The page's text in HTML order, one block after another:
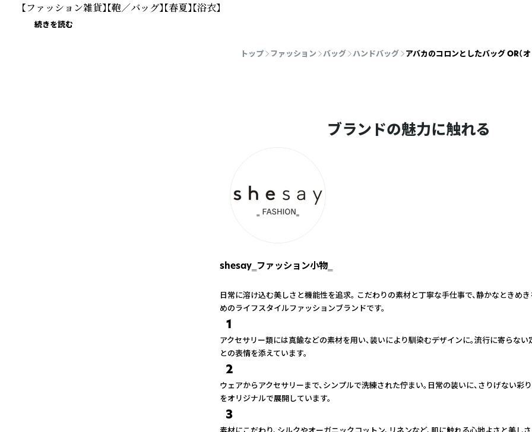
【ファッション雑貨】【鞄／バッグ】【春夏】【浴衣】
続きを読む
トップ ファッション バッグ ハンドバッグ アバカのコロンとしたバッグ OR（オ
ブランドの魅力に触れる
shesay‗ファッション小物‗
日常に溶け込む美しさと機能性を追求。 こだわりの素材と丁寧な手仕事で、静かなときめ
めのライフスタイルファッションブランドです。
1
アクセサリー類には真鍮などの素材を用い、装いにより馴染むデザインに。流行に寄らない
との表情を添えています。
2
ウェアからアクセサリーまで、シンプルで洗練された佇まい。日常の装いに、さりげない彩
をオリジナルで展開しています。
3